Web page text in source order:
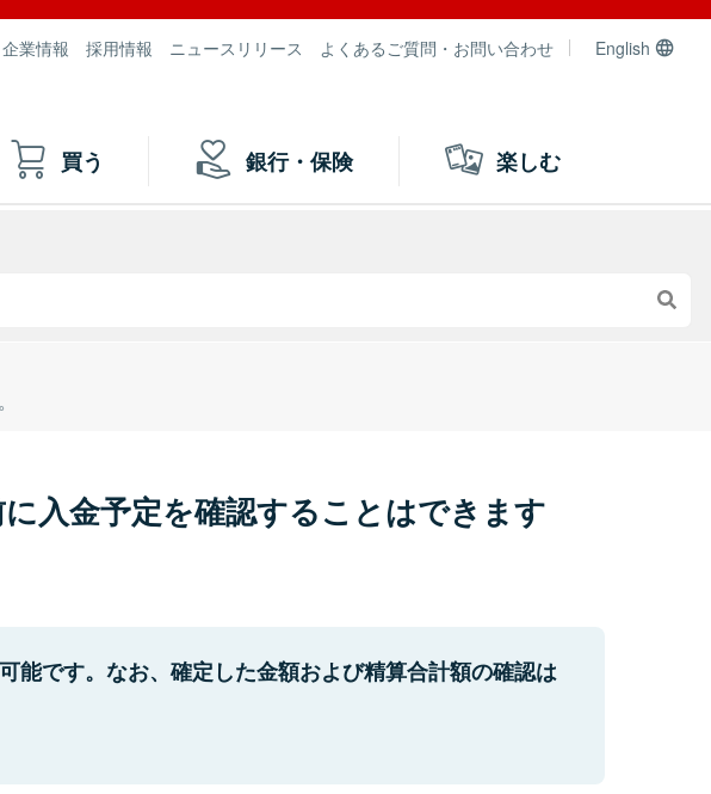
企業情報 採用情報 ニュースリリース よくあるご質問・お問い合わせ English
買う 銀行・保険 楽しむ
入金予定を確認することはできます
能です。なお、確定した金額および精算合計額の確認は